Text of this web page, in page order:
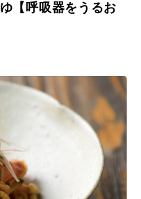
【呼吸器をうるお